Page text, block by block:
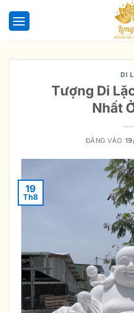
qua
DI
Tượng Di
Nhất
ĐĂNG VÀO
19
Th8